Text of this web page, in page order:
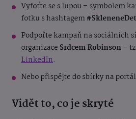
Vyfoťte se s lupou – symbolem
fotku s hashtagem
Podpořte kampaň na sociálních
organizace Srdcem Robinson–
LinkedIn.
Nebo přispějte do sbírky na
Vidět to, co je skryté